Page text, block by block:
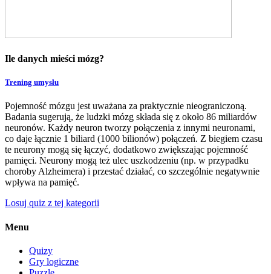
Ile danych mieści mózg?
Trening umysłu
Pojemność mózgu jest uważana za praktycznie nieograniczoną.
Badania sugerują, że ludzki mózg składa się z około 86 miliardów
neuronów. Każdy neuron tworzy połączenia z innymi neuronami,
co daje łącznie 1 biliard (1000 bilionów) połączeń. Z biegiem czasu
te neurony mogą się łączyć, dodatkowo zwiększając pojemność
pamięci. Neurony mogą też ulec uszkodzeniu (np. w przypadku
choroby Alzheimera) i przestać działać, co szczególnie negatywnie
wpływa na pamięć.
Losuj quiz z tej kategorii
Menu
Quizy
Gry logiczne